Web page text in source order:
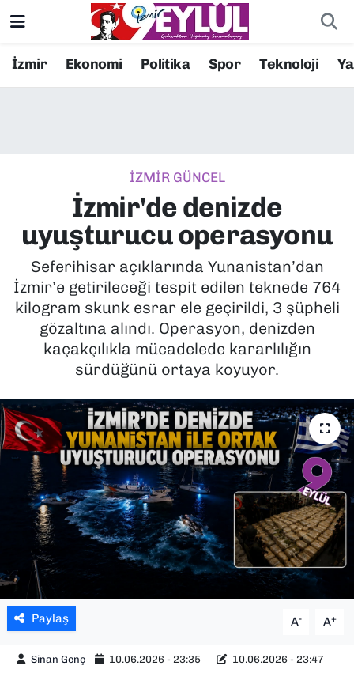
İzmir Ekonomi Politika Spor Teknoloji
İZMİR GÜNCEL
İzmir'de denizde
uyuşturucu operasyonu
Seferihisar açıklarında Yunanistan’dan
İzmir’e getirileceği tespit edilen teknede 764
kilogram skunk esrar ele geçirildi, 3 şüpheli
gözaltına alındı. Operasyon, denizden
kaçakçılıkla mücadelede kararlılığın
sürdüğünü ortaya koyuyor.
Paylaş A- A+
Sinan Genç 10.06.2026 - 23:35 10.06.2026 - 23:47
Resmi İlanlar
EKONOMİ
KÜLTÜR SANAT
MAGAZİN
POLİTİKA
SPOR
TEKNOLOJİ
YAŞAM
YEREL YÖNETİMLER
Konak Nöbetçi Eczaneler
Süper Lig Puan Durumu ve Fikstür
Tüm Manşetler
Son Dakika Haberleri
Haber Arşivi